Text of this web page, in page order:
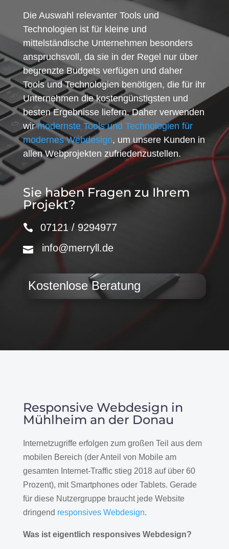
Die Auswahl relevanter Tools und
Technologien ist für kleine und
mittelständische Unternehmen besonders
anspruchsvoll, da sie in der Regel nur über
begrenzte Budgets verfügen und daher
Tools und Technologien benötigen, die für ihr
Unternehmen die kostengünstigsten und
besten Ergebnisse liefern. Daher verwenden
wirmodernste Tools und Technologien für
modernes Webdesign, um unsere Kunden in
allen Webprojekten zufriedenzustellen.
Sie haben Fragen zu Ihrem
Projekt?
07121 / 9294977
info@merryll.de
Kostenlose Beratung
Responsive Webdesign in
Mühlheim an der Donau
Internetzugriffe erfolgen zum großen Teil aus dem
mobilen Bereich (der Anteil von Mobile am
gesamten Internet-Traffic stieg 2018 auf über 60
Prozent), mit Smartphones oder Tablets. Gerade
für diese Nutzergruppe braucht jede Website
dringend responsives Webdesign.
Was ist eigentlich responsives Webdesign?